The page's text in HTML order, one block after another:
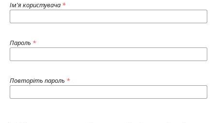
Ім'я користувача *
Пароль *
Повторіть пароль *